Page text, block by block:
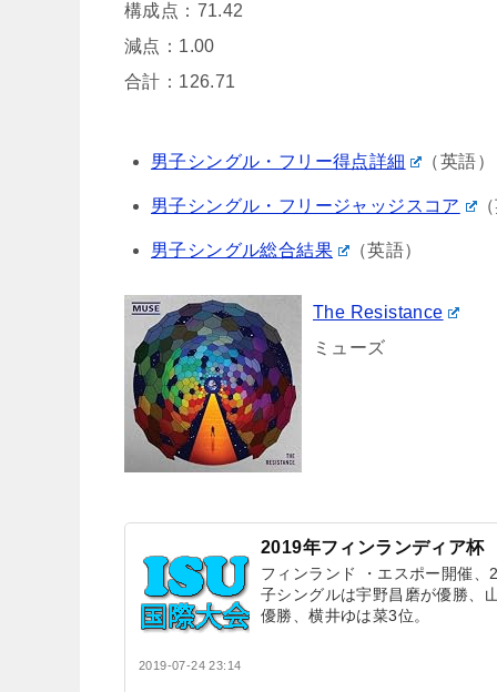
構成点：71.42
減点：1.00
合計：126.71
男子シングル・フリー得点詳細 （英語）
男子シングル・フリージャッジスコア
男子シングル総合結果 （英語）
The Resistance
ミューズ
2019年フィンランディア杯
フィンランド ・エスポー開催
子シングルは宇野昌磨が優勝、
優勝、横井ゆは菜3位。
2019-07-24 23:14